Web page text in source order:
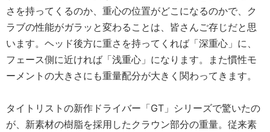
さを持ってくるのか、重心の位置がどこになるのかで、ク
ラブの性能がガラッと変わることは、皆さんご存じだと思
います。ヘッド後方に重さを持ってくれば「深重心」に、
フェース側に近ければ「浅重心」になります。また慣性モ
ーメントの大きさにも重量配分が大きく関わってきます。
タイトリストの新作ドライバー「GT」シリーズで驚いたの
が、新素材の樹脂を採用したクラウン部分の重量。従来素